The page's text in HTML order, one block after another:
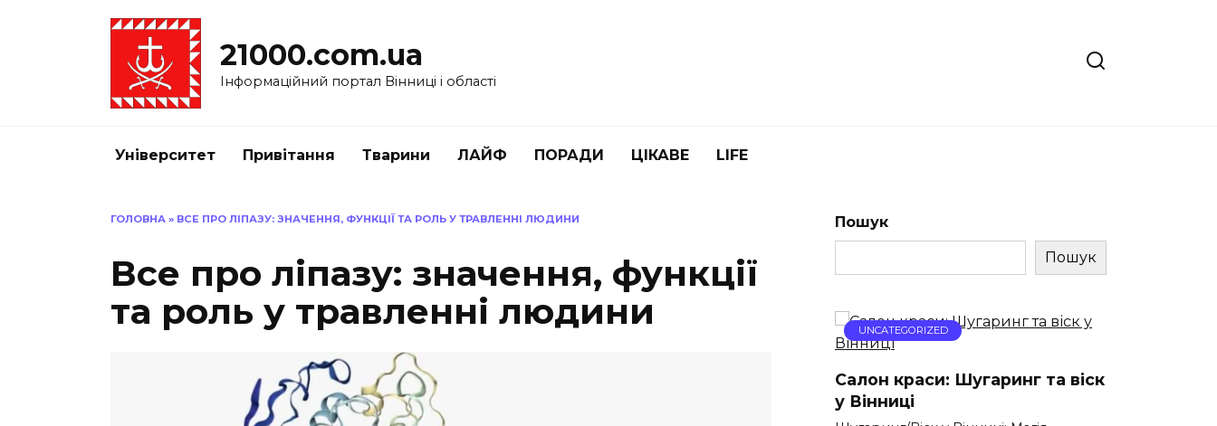
21000.com.ua
Інформаційний портал Вінниці і області
Університет Привітання Тварини ЛАЙФ ПОРАДИ ЦІКАВЕ LIFE
ГОЛОВНА » ВСЕ ПРО ЛІПАЗУ: ЗНАЧЕННЯ, ФУНКЦІЇ ТА РОЛЬ У ТРАВЛЕННІ ЛЮДИНИ
Все про ліпазу: значення, функції
та роль у травленні людини
Пошук
Пошук
UNCATEGORIZED
Салон краси: Шугаринг та віск
у Вінниці